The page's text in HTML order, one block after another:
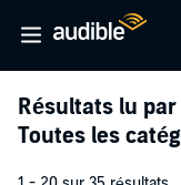
Résultats lu par
Toutes les